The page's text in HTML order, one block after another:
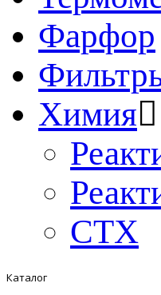
Фарфор
Химия
СТХ
Каталог